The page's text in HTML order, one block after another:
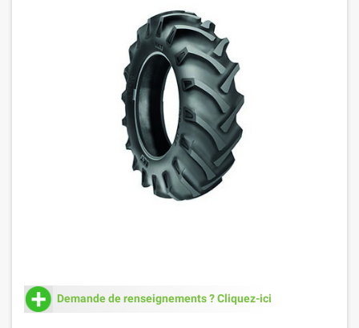
Demande de renseignements ? Cliquez-ici